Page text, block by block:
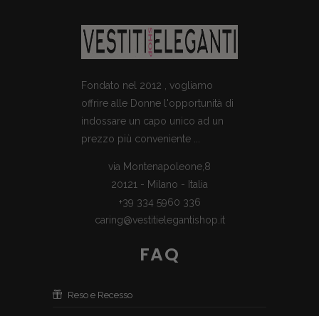
Fondato nel 2012 , vogliamo
offrire alle Donne l'opportunità di
indossare un capo unico ad un
prezzo più conveniente ...
via Montenapoleone,8
20121 - Milano - Italia
+39 334 5960 336
caring@vestitielegantishop.it
FAQ
Reso e Recesso